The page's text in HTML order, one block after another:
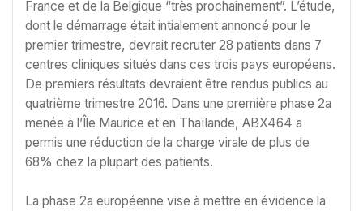
France et de la Belgique “très prochainement”. L’étude,
dont le démarrage était intialement annoncé pour le
premier trimestre, devrait recruter 28 patients dans 7
centres cliniques situés dans ces trois pays européens.
De premiers résultats devraient être rendus publics au
quatrième trimestre 2016. Dans une première phase 2a
menée à l’Île Maurice et en Thaïlande, ABX464 a
permis une réduction de la charge virale de plus de
68% chez la plupart des patients.
La phase 2a européenne vise à mettre en évidence la